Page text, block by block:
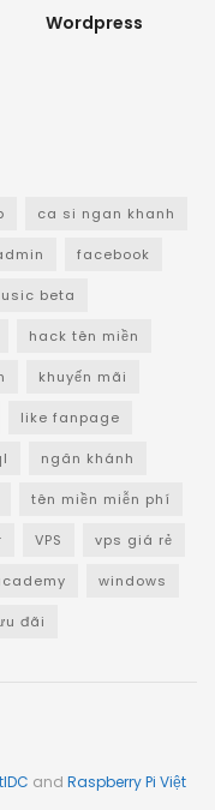
Wordpress
ca si ngan khanh
facebook
beta
hack tên miền
khuyến mãi
like fanpage
ngân khánh
tên miền miễn phí
VPS vps giá rẻ
windows
đãi
and Raspberry Pi Việt